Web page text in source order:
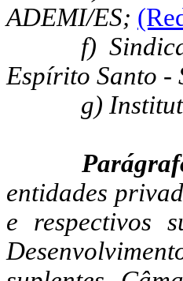
ADEMI/ES;
f)
Espírito Santo -
g)
entidades
e respectivos